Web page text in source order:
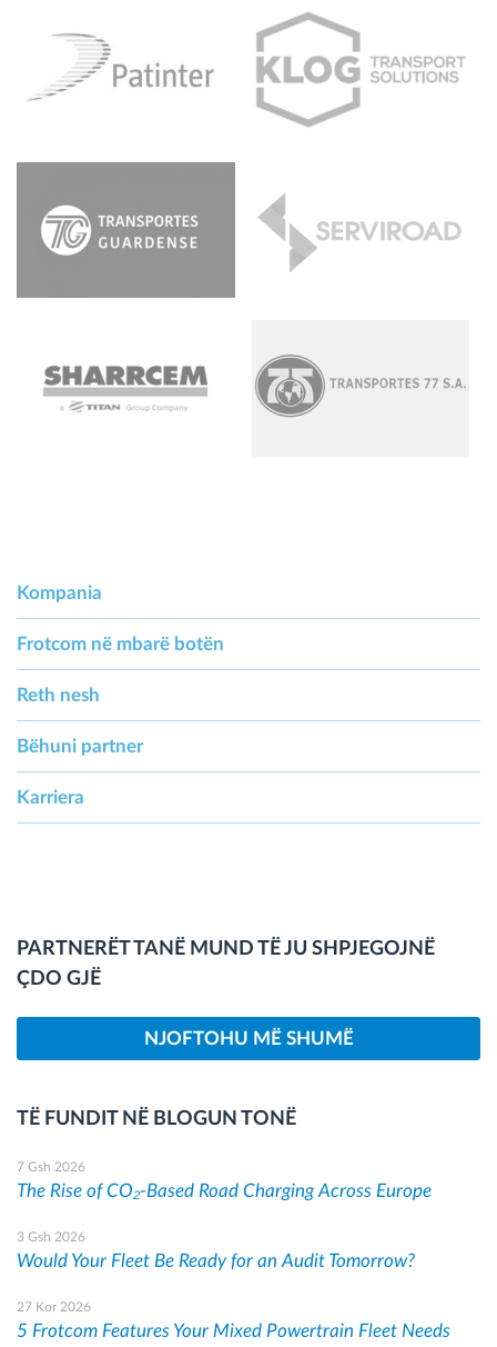
Kompania
Frotcom në mbarë botën
Reth nesh
Bëhuni partner
Karriera
PARTNERËT TANË MUND TË JU SHPJEGOJNË
ÇDO GJË
NJOFTOHU MË SHUMË
TË FUNDIT NË BLOGUN TONË
7 Gsh 2026
The Rise of CO₂-Based Road Charging Across Europe
3 Gsh 2026
Would Your Fleet Be Ready for an Audit Tomorrow?
27 Kor 2026
5 Frotcom Features Your Mixed Powertrain Fleet Needs